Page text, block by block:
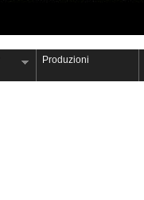
Produzioni